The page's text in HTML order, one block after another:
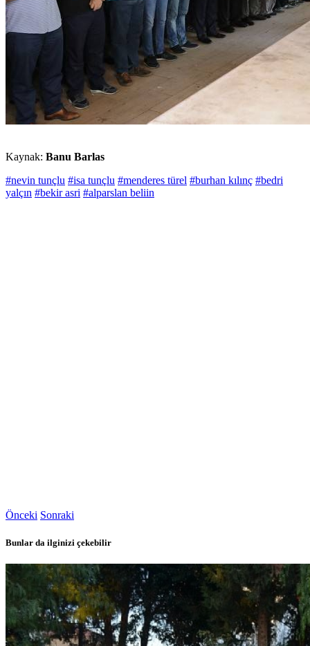
Kaynak: Banu Barlas
#nevin tunçlu #isa tunçlu #menderes türel #burhan kılınç #bedri
yalçın #bekir asri #alparslan beliin
Önceki Sonraki
Bunlar da ilginizi çekebilir